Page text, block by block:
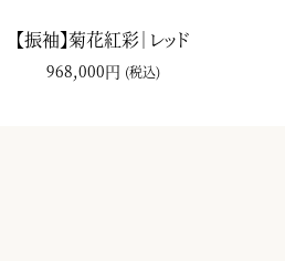
【振袖】菊花紅彩｜レッド
968,000円 (税込)